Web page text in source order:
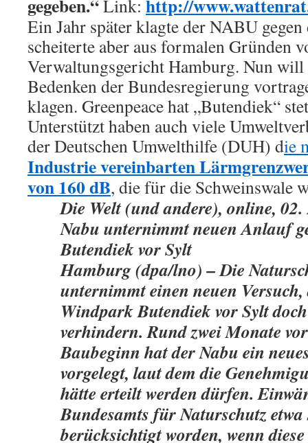
gegeben.“Link: http://
Ein Jahr später klagte der NABU
scheiterte aber aus formalen Gründen
Verwaltungsgericht Hamburg. Nun
Bedenken der Bundesregierung
klagen. Greenpeace hat „Butendiek“
Unterstützt haben auch viele
der Deutschen Umwelthilfe (DUH) die
Industrie vereinbarten
von 160 dB, die für die Schweinswale
Die Welt (und andere), online,
Nabu unternimmt neuen Anlauf
Butendiek vor Sylt
Hamburg (dpa/lno) – Die
unternimmt einen neuen
Windpark Butendiek vor Sylt
verhindern. Rund zwei Monate
Baubeginn hat der Nabu ein
vorgelegt, laut dem die
hätte erteilt werden dürfen.
Bundesamts für Naturschutz
berücksichtigt worden, wenn